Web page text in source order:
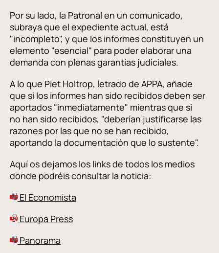
Por su lado, la Patronal en un comunicado,
subraya que el expediente actual, está
"incompleto", y que los informes constituyen un
elemento "esencial" para poder elaborar una
demanda con plenas garantías judiciales.
A lo que Piet Holtrop, letrado de APPA, añade
que si los informes han sido recibidos deben ser
aportados "inmediatamente" mientras que si
no han sido recibidos, "deberían justificarse las
razones por las que no se han recibido,
aportando la documentación que lo sustente".
Aquí os dejamos los links de todos los medios
donde podréis consultar la noticia:
El Economista
Europa Press
Panorama